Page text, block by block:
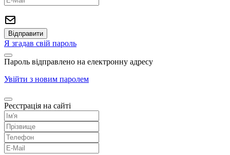
Я згадав свій пароль
Пароль відправлено на електронну адресу
Увійти з новим паролем
Реєстрація на сайті